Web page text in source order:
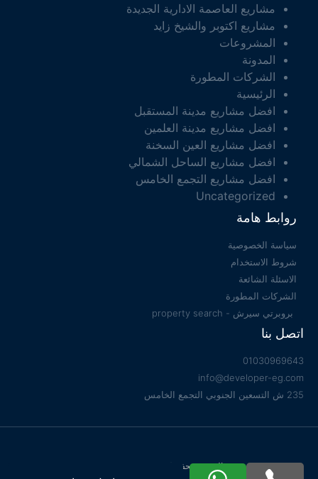
مشاريع العاصمة الادارية الجديدة
مشاريع اكتوبر والشيخ زايد
المشروعات
المدونة
الشركات المطورة
الرئيسية
افضل مشاريع مدينة المستقبل
افضل مشاريع مدينة العلمين
افضل مشاريع العين السخنة
افضل مشاريع الساحل الشمالي
افضل مشاريع التجمع الخامس
Uncategorized
روابط هامة
سياسة الخصوصية
شروط الاستخدام
الاسئلة الشائعة
الشركات المطورة
بروبرتي سيرش - property search
اتصل بنا
01030969643
info@developer-eg.com
235 ش التسعين الجنوبي التجمع الخامس
جميع الحقوق محفوظة 2022 © Developer EG